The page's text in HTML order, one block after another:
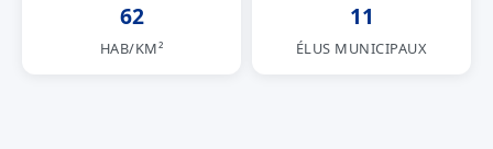
62
HAB/KM²
11
ÉLUS MUNICIPAUX